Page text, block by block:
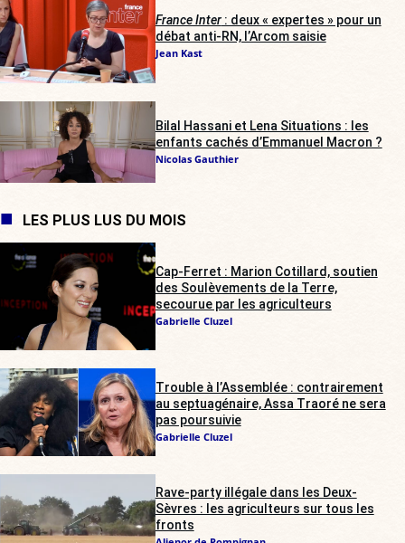
France Inter: deux « expertes » pour un
débat anti-RN, l’Arcom saisie
Jean Kast
Bilal Hassani et Lena Situations : les
enfants cachés d’Emmanuel Macron ?
Nicolas Gauthier
LES PLUS LUS DU MOIS
Cap-Ferret : Marion Cotillard, soutien
des Soulèvements de la Terre,
secourue par les agriculteurs
Gabrielle Cluzel
Trouble à l’Assemblée : contrairement
au septuagénaire, Assa Traoré ne sera
pas poursuivie
Gabrielle Cluzel
Rave-party illégale dans les Deux-
Sèvres : les agriculteurs sur tous les
fronts